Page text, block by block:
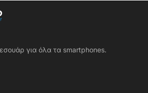
για όλα τα smartphones.